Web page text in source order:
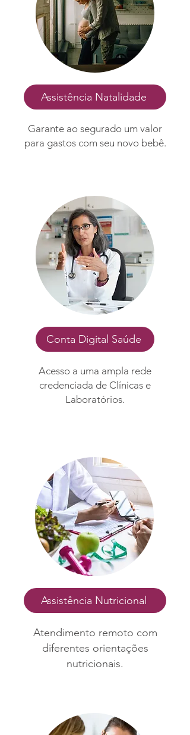
Assistência Natalidade
Garante ao segurado um valor
para gastos com seu novo bebê.
Conta Digital Saúde
Acesso a uma ampla rede
credenciada de Clínicas e
Laboratórios.
Assistência Nutricional
Atendimento remoto com
diferentes orientações
nutricionais.